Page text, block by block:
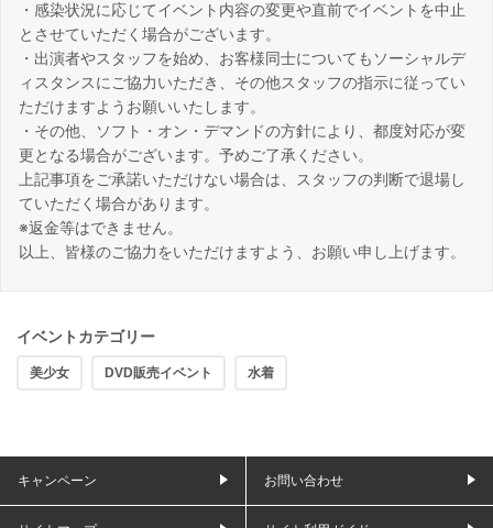
・感染状況に応じてイベント内容の変更や直前でイベントを中止
とさせていただく場合がございます。
・出演者やスタッフを始め、お客様同士についてもソーシャルデ
ィスタンスにご協力いただき、その他スタッフの指示に従ってい
ただけますようお願いいたします。
・その他、ソフト・オン・デマンドの方針により、都度対応が変
更となる場合がございます。予めご了承ください。
上記事項をご承諾いただけない場合は、スタッフの判断で退場し
ていただく場合があります。
※返金等はできません。
以上、皆様のご協力をいただけますよう、お願い申し上げます。
イベントカテゴリー
美少女 DVD販売イベント 水着
キャンペーン お問い合わせ